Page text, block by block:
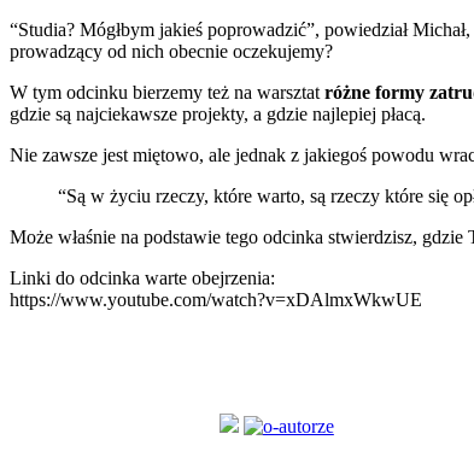
“Studia? Mógłbym jakieś poprowadzić”, powiedział Michał,
prowadzący od nich obecnie oczekujemy?
W tym odcinku bierzemy też na warsztat różne formy
gdzie są najciekawsze projekty, a gdzie najlepiej płacą.
Nie zawsze jest miętowo, ale jednak z jakiegoś powodu
“Są w życiu rzeczy, które warto, są rzeczy które się
Może właśnie na podstawie tego odcinka stwierdzisz, gdzie
Linki do odcinka warte obejrzenia:
https://www.youtube.com/watch?v=xDAlmxWkwUE